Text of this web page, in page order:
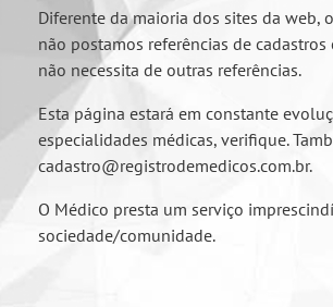
Diferente da maioria dos sites da web,
não postamos referências de
não necessita de outras referências.
Esta página estará em constante
especialidades médicas, verifique.
cadastro@registrodemedicos.com.br.
O Médico presta um serviço
sociedade/comunidade.